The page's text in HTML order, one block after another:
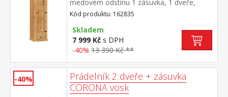
medovém odstínu 1 zásuvka, 1 dveře,
kovové ozdobné úchytky 3 police z toho 2
variabilní součást sestavy Corona
Kód produktu: 162835
Skladem
7 999 Kč s DPH
-40% 13 390 Kč **
-40%
Prádelník 2 dveře + zásuvka
CORONA vosk